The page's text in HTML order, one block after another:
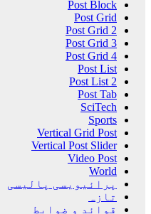
Post Block
Post Grid
Post Grid 2
Post Grid 3
Post Grid 4
Post List
Post List 2
Post Tab
SciTech
Sports
Vertical Grid Post
Vertical Post Slider
Video Post
World
پرائیویسی پالیسی
تازہ
قوائد و ضوابط